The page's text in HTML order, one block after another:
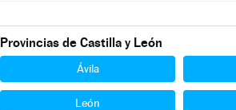
Provincias de Castilla y León
Ávila
León